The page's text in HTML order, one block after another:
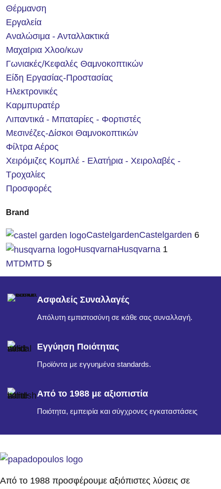
Θέρμανση
Εργαλεία
Αναλώσιμα - Ανταλλακτικά
ΜαχαΙρια Χλοο/κων
Γωνιακές/Κεφαλές Θαμνοκοπτικών
Είδη Εργασίας-Προστασίας
Ηλεκτρονικές
Καρμπυρατέρ
Λιπαντικά - Μπαταρίες - Φορτιστές
Μεσινέζες-Δίσκοι Θαμνοκοπτικών
Φίλτρα Αέρος
Χειρόμιζες Κομπλέ - Ελατήρια - Χειρολαβές -
Τροχαλίες
Προσφορές
Brand
CastelgardenCastelgarden 6
HusqvarnaHusqvarna 1
MTDMTD 5
Ασφαλείς Συναλλαγές
Απόλυτη εμπιστοσύνη σε κάθε σας συναλλαγή.
Εγγύηση Ποιότητας
Προϊόντα με εγγυημένα standards.
Από το 1988 με αξιοπιστία
Ποιότητα, εμπειρία και σύγχρονες εγκαταστάσεις
Από το 1988 προσφέρουμε αξιόπιστες λύσεις σε